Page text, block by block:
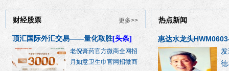
财经股票 更多>>
顶汇国际外汇交易——量化取胜[头条]
老倪膏药官方微商全网招
月如意卫生巾官网招微商
热点新闻
惠达水龙头